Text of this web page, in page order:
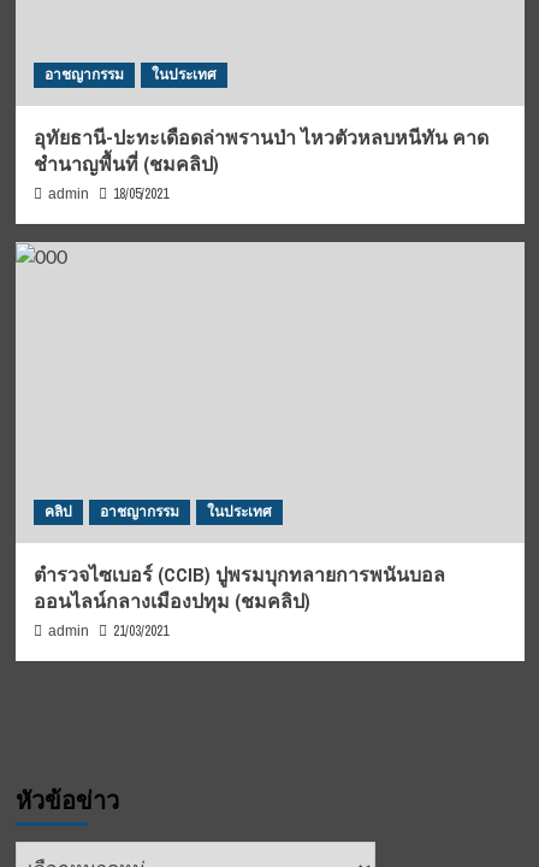
อาชญากรรม ในประเทศ
อุทัยธานี-ปะทะเดือดล่าพรานป่า ไหวตัวหลบหนีทัน คาด
ชำนาญพื้นที่ (ชมคลิป)
admin 18/05/2021
คลิป อาชญากรรม ในประเทศ
ตำรวจไซเบอร์ (CCIB) ปูพรมบุกทลายการพนันบอล
ออนไลน์กลางเมืองปทุม (ชมคลิป)
admin 21/03/2021
หัวข้อข่าว
หัวข้อ